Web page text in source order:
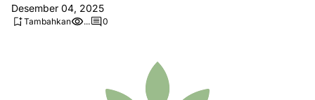
Desember 04, 2025
Tambahkan ... 0